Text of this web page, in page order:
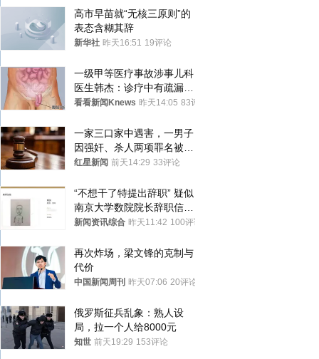
高市早苗就“无核三原则”的
表态含糊其辞
新华社 昨天16:51 19评论
一级甲等医疗事故涉事儿科
医生韩杰：诊疗中有疏漏，
我认错，但不能认罪
看看新闻Knews 昨天14:05 83评论
一家三口家中遇害，一男子
因强奸、杀人两项罪名被判
死缓 最高检介入后改判无
红星新闻 前天14:29 33评论
“不想干了特提出辞职” 疑似
南京大学数院院长辞职信流
传 院方回应
新闻资讯综合 昨天11:42 100评论
再次炸场，梁文锋的克制与
代价
中国新闻周刊 昨天07:06 20评论
俄罗斯征兵乱象：熟人设
局，拉一个人给8000元
知世 前天19:29 153评论